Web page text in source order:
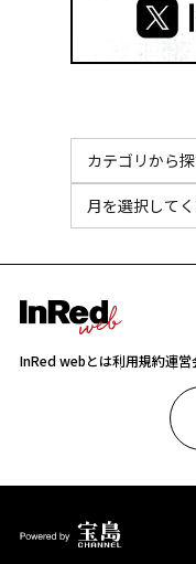
InRed webとは利用規約運営